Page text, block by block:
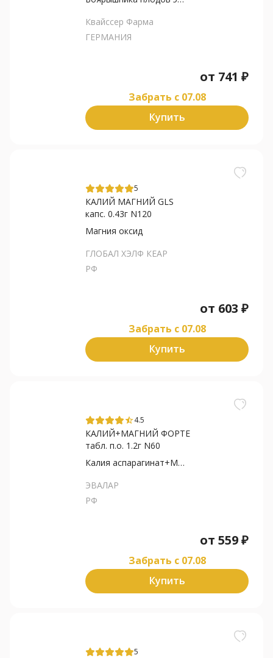
Квайссер Фарма
ГЕРМАНИЯ
от 741 ₽
Забрать c 07.08
Купить
5
КАЛИЙ МАГНИЙ GLS
капс. 0.43г N120
Магния оксид
ГЛОБАЛ ХЭЛФ КЕАР
РФ
от 603 ₽
Забрать c 07.08
Купить
star_half4.5
КАЛИЙ+МАГНИЙ ФОРТЕ
табл. п.о. 1.2г N60
Калия аспарагинат+Магни...
ЭВАЛАР
РФ
от 559₽
Забрать c 07.08
Купить
5